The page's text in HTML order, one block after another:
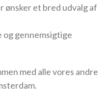
ønsker et bred udvalg af
og gennemsigtige
med alle vores andre